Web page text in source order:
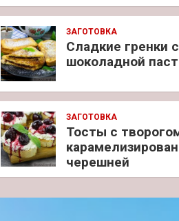
ЗАГОТОВКА
Сладкие гренки
шоколадной
ЗАГОТОВКА
Тосты с
черешней